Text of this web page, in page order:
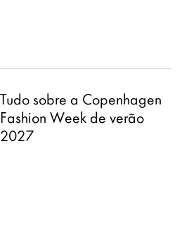
Tudo sobre a Copenhagen
Fashion Week de verão
2027